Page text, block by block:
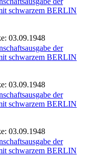
schwarzem BERLIN
03.09.1948
der
schwarzem BERLIN
03.09.1948
der
schwarzem BERLIN
03.09.1948
der
schwarzem BERLIN